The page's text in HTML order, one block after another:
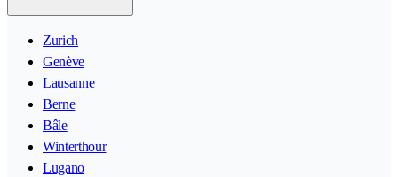
Zurich
Genève
Lausanne
Berne
Bâle
Winterthour
Lugano